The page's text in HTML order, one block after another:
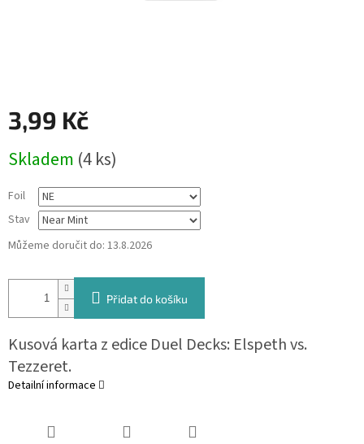
3,99 Kč
cena:
Skladem (4 ks)
Foil
Stav
Můžeme doručit do: 13.8.2026
Přidat do košíku
Kusová karta z edice Duel Decks: Elspeth vs.
Tezzeret.
Detailní informace